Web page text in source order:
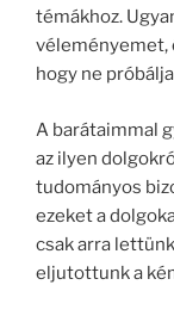
témákhoz.
véleményemet,
hogy ne
A barátaimmal
az ilyen
tudományos
ezeket a
csak arra
eljutottunk a